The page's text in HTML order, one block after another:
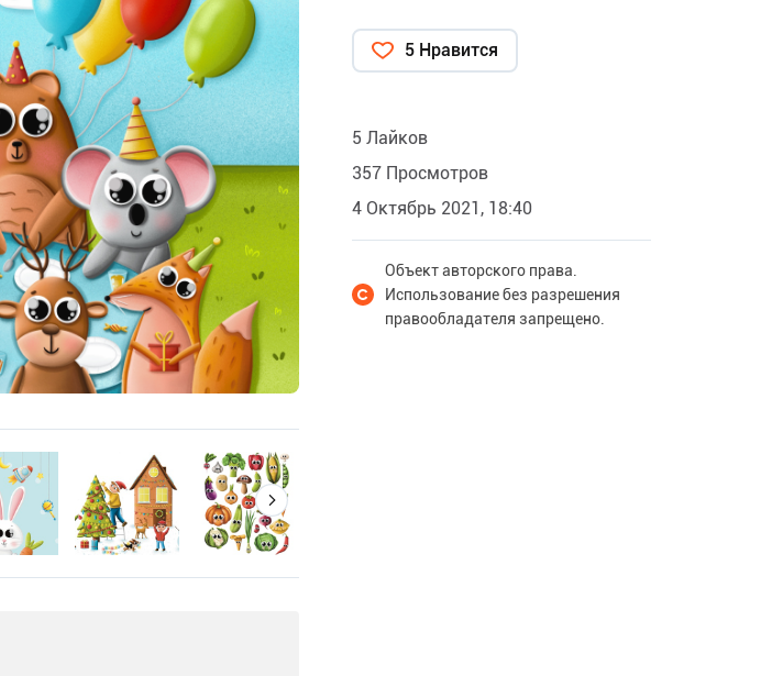
5 Нравится
5 Лайков
357 Просмотров
4 Октябрь 2021, 18:40
Объект авторского права.
Использование без разрешения
правообладателя запрещено.